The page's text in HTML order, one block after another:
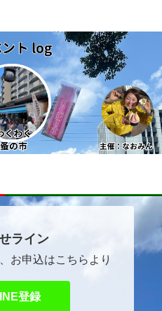
ライン
お申込はこちらより
登録